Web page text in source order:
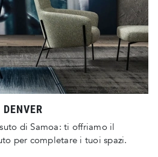
DENVER
di Samoa: ti offriamo il
per completare i tuoi spazi.